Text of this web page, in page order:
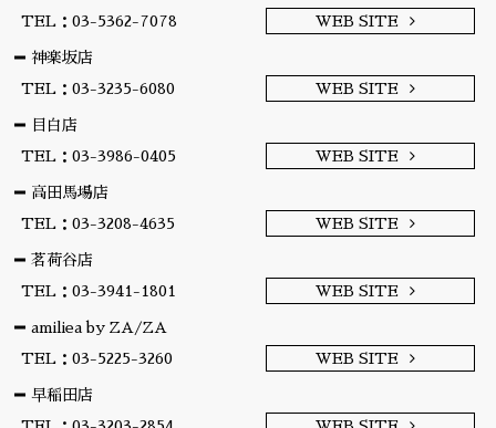
TEL：03-5362-7078
WEB SITE
神楽坂店
TEL：03-3235-6080
WEB SITE
目白店
TEL：03-3986-0405
WEB SITE
高田馬場店
TEL：03-3208-4635
WEB SITE
茗荷谷店
TEL：03-3941-1801
WEB SITE
amiliea by ZA/ZA
TEL：03-5225-3260
WEB SITE
早稲田店